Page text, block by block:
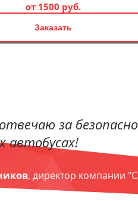
от 1500 руб.
Заказать
за
автобусах!
, директор компании